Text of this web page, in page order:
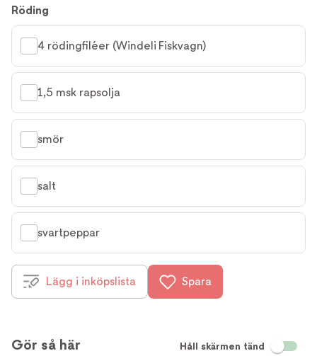
Röding
4 rödingfiléer (Windeli Fiskvagn)
1,5 msk rapsolja
smör
salt
svartpeppar
Lägg i inköpslista Spara
Gör så här Håll skärmen tänd